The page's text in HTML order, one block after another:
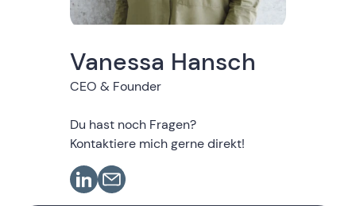
Vanessa Hansch
CEO & Founder
Du hast noch Fragen?
Kontaktiere mich gerne direkt!